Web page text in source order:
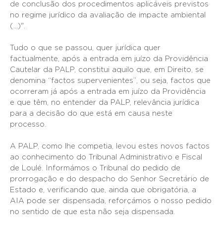
de conclusão dos procedimentos aplicáveis previstos
no regime jurídico da avaliação de impacte ambiental
(...)".
Tudo o que se passou, quer jurídica quer
factualmente, após a entrada em juízo da Providência
Cautelar da PALP, constitui aquilo que, em Direito, se
denomina “factos supervenientes”, ou seja, factos que
ocorreram já após a entrada em juízo da Providência
e que têm, no entender da PALP, relevância jurídica
para a decisão do que está em causa neste
processo.
A PALP, como lhe competia, levou estes novos factos
ao conhecimento do Tribunal Administrativo e Fiscal
de Loulé. Informámos o Tribunal do pedido de
prorrogação e do despacho do Senhor Secretário de
Estado e, verificando que, ainda que obrigatória, a
AIA pode ser dispensada, reforçámos o nosso pedido
no sentido de que esta não seja dispensada.